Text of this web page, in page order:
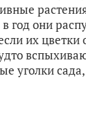
год они
их цветки
уголки